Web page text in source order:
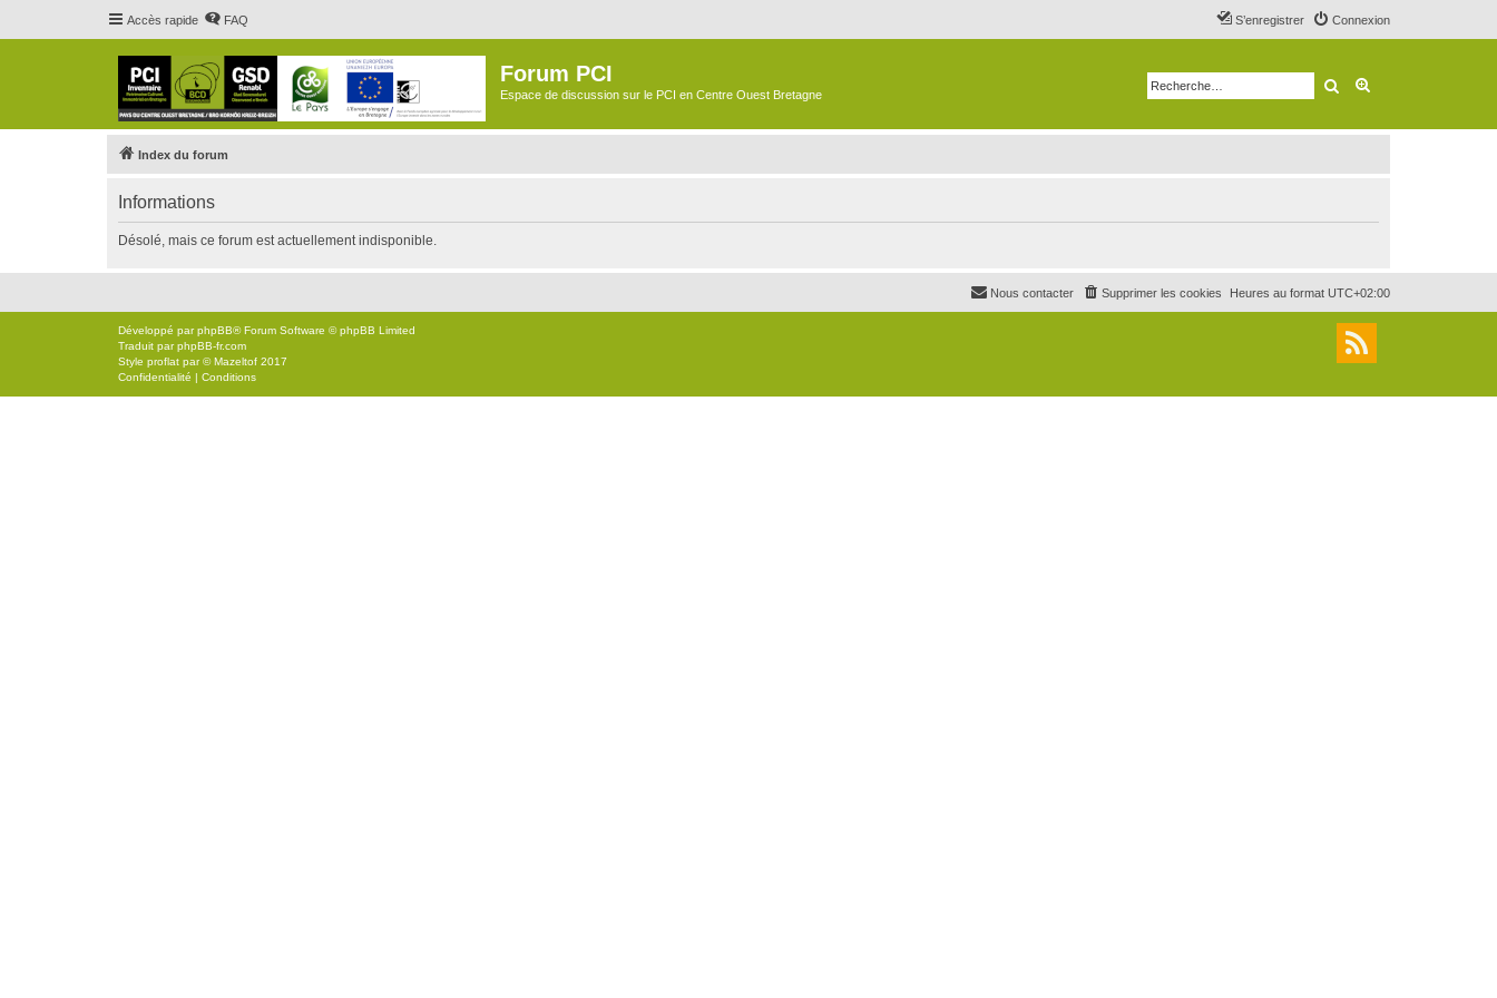
Accès rapide FAQ Connexion
S’enregistrer
Forum PCI
Espace de discussion sur le PCI en Centre Ouest Bretagne Rechercher
Index du forum
Informations
Désolé, mais ce forum est actuellement indisponible.
Heures au format UTC+02:00
Supprimer les cookies
Nous contacter
Développé parphpBB® Forum Software © phpBB Limited
Traduit parphpBB-fr.com
Style proflat par ©Mazeltof 2017
Confidentialité | Conditions